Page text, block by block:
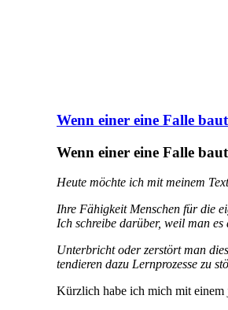
Wenn einer eine Falle
Wenn einer eine Falle
Heute möchte ich mit meinem
Ihre Fähigkeit Menschen für die
Ich schreibe darüber, weil man
Unterbricht oder zerstört man
tendieren dazu Lernprozesse zu
Kürzlich habe ich mich mit einem